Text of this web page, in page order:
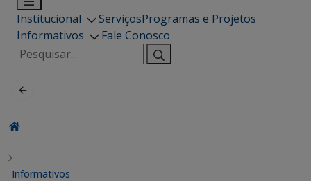
Institucional ServiçosProgramas e Projetos
Informativos
Fale Conosco
Pesquisar
por:
Informativos